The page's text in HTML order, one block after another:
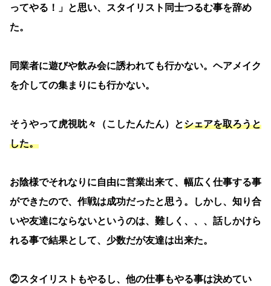
ってやる！」と思い、スタイリスト同士つるむ事を辞め
た。
同業者に遊びや飲み会に誘われても行かない。ヘアメイク
を介しての集まりにも行かない。
そうやって虎視眈々（こしたんたん）とシェアを取ろうと
した。
お陰様でそれなりに自由に営業出来て、幅広く仕事する事
ができたので、作戦は成功だったと思う。しかし、知り合
いや友達にならないというのは、難しく、、、話しかけら
れる事で結果として、少数だが友達は出来た。
②スタイリストもやるし、他の仕事もやる事は決めてい